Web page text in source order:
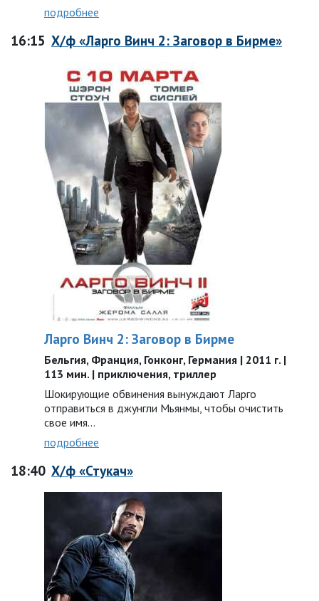
подробнее
16:15 Х/ф «Ларго Винч 2: Заговор в Бирме»
Ларго Винч 2: Заговор в Бирме
Бельгия, Франция, Гонконг, Германия | 2011 г. |
113 мин. | приключения, триллер
Шокирующие обвинения вынуждают Ларго
отправиться в джунгли Мьянмы, чтобы очистить
свое имя…
подробнее
18:40 Х/ф «Стукач»